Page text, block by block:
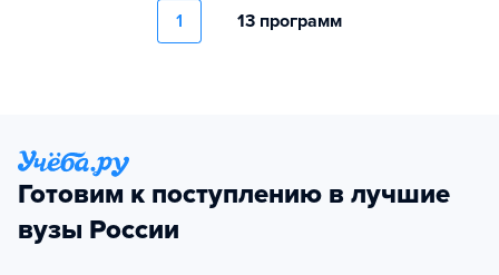
1 13 программ
Готовим к поступлению в лучшие
вузы России